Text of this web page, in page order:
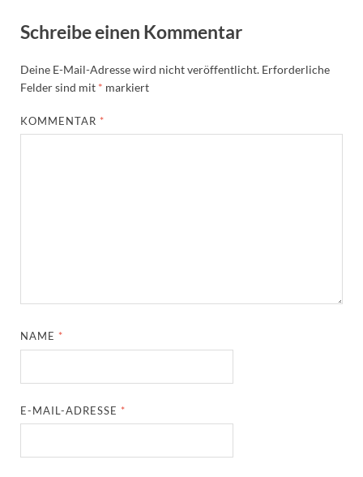
Schreibe einen Kommentar
Deine E-Mail-Adresse wird nicht veröffentlicht. Erforderliche
Felder sind mit * markiert
KOMMENTAR *
NAME *
E-MAIL-ADRESSE *